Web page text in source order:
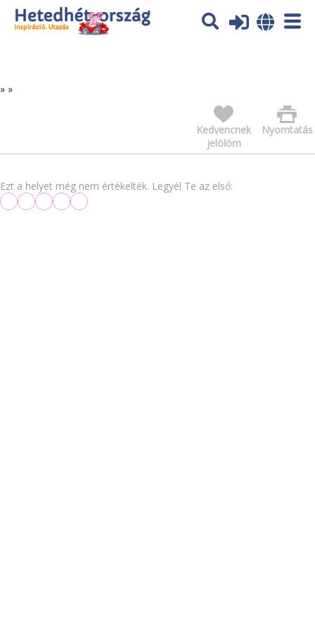
Az oldal sütiket (cookies) használ. További tájékoztatás itt:
Adatvédelmi tájékoztató
» »
Nyomtatás
Kedvencnek
jelölöm
Ezt a helyet még nem értékelték. Legyél Te az első: